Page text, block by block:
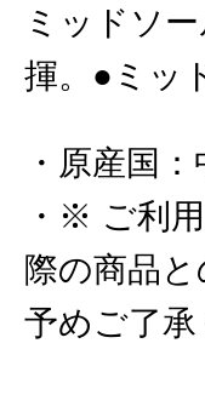
ミッドソ
揮。●ミッ
原産国 ：
※ ご利
際の商品
予めご了承